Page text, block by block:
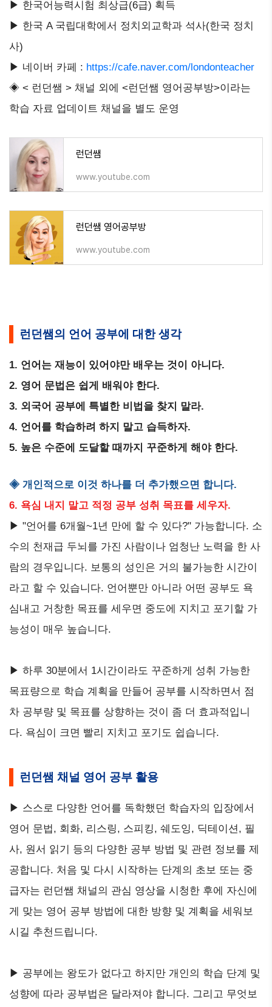
▶ 한국어능력시험 최상급(6급) 획득
▶ 한국 A 국립대학에서 정치외교학과 석사(한국 정치
사)
▶ 네이버 카페 : https://cafe.naver.com/londonteacher
◈ < 런던쌤 > 채널 외에 <런던쌤 영어공부방>이라는
학습 자료 업데이트 채널을 별도 운영
런던쌤
www.youtube.com
런던쌤 영어공부방
www.youtube.com
런던쌤의 언어 공부에 대한 생각
1. 언어는 재능이 있어야만 배우는 것이 아니다.
2. 영어 문법은 쉽게 배워야 한다.
3. 외국어 공부에 특별한 비법을 찾지 말라.
4. 언어를 학습하려 하지 말고 습득하자.
5. 높은 수준에 도달할 때까지 꾸준하게 해야 한다.
◈ 개인적으로 이것 하나를 더 추가했으면 합니다.
6. 욕심 내지 말고 적정 공부 성취 목표를 세우자.
▶ "언어를 6개월~1년 만에 할 수 있다?" 가능합니다. 소
수의 천재급 두뇌를 가진 사람이나 엄청난 노력을 한 사
람의 경우입니다. 보통의 성인은 거의 불가능한 시간이
라고 할 수 있습니다. 언어뿐만 아니라 어떤 공부도 욕
심내고 거창한 목표를 세우면 중도에 지치고 포기할 가
능성이 매우 높습니다.
▶ 하루 30분에서 1시간이라도 꾸준하게 성취 가능한
목표량으로 학습 계획을 만들어 공부를 시작하면서 점
차 공부량 및 목표를 상향하는 것이 좀 더 효과적입니
다. 욕심이 크면 빨리 지치고 포기도 쉽습니다.
런던쌤 채널 영어 공부 활용
▶ 스스로 다양한 언어를 독학했던 학습자의 입장에서
영어 문법, 회화, 리스링, 스피킹, 쉐도잉, 딕테이션, 필
사, 원서 읽기 등의 다양한 공부 방법 및 관련 정보를 제
공합니다. 처음 및 다시 시작하는 단계의 초보 또는 중
급자는 런던쌤 채널의 관심 영상을 시청한 후에 자신에
게 맞는 영어 공부 방법에 대한 방향 및 계획을 세워보
시길 추천드립니다.
▶ 공부에는 왕도가 없다고 하지만 개인의 학습 단계 및
성향에 따라 공부법은 달라져야 합니다. 그리고 무엇보